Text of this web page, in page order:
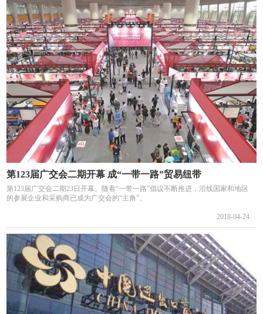
第123届广交会二期开幕 成“一带一路”贸易纽带
第123届广交会二期23日开幕。随着“一带一路”倡议不断推进，沿线国家和地区
的参展企业和采购商已成为广交会的“主角”。
2018-04-24